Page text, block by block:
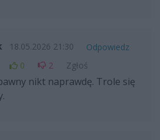
18.05.2026 21:30
Odpowiedz
0 2 Zgłoś
nikt naprawdę. Trole się